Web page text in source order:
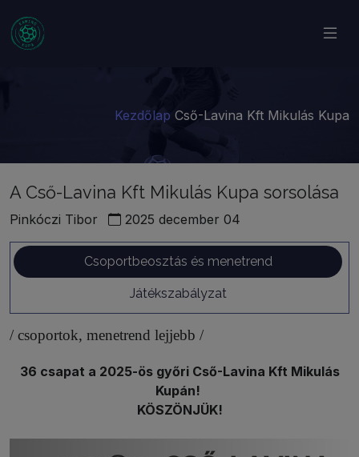
Kezdőlap Cső-Lavina Kft Mikulás Kupa
A Cső-Lavina Kft Mikulás Kupa sorsolása
Pinkóczi Tibor 2025 december 04
Csoportbeosztás és menetrend
Játékszabályzat
/ csoportok, menetrend lejjebb /
36 csapat a 2025-ös győri Cső-Lavina Kft Mikulás
Kupán!
KÖSZÖNJÜK!